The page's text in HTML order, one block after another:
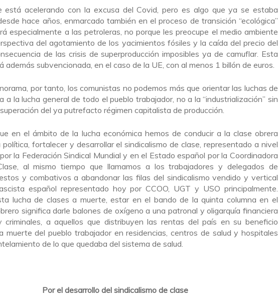
está acelerando con la excusa del Covid, pero es algo que ya se estaba
hace años, enmarcado también en el proceso de transición “ecológica”
especialmente a las petroleras, no porque les preocupe el medio ambiente
del agotamiento de los yacimientos fósiles y la caída del precio del
de las crisis de superproducción imposibles ya de camuflar. Esta
además subvencionada, en el caso de la UE, con al menos 1 billón de euros.
por tanto, los comunistas no podemos más que orientar las luchas de
a la lucha general de todo el pueblo trabajador, no a la “industrialización” sin
del ya putrefacto régimen capitalista de producción.
en el ámbito de la lucha económica hemos de conducir a la clase obrera
política, fortalecer y desarrollar el sindicalismo de clase, representado a nivel
la Federación Sindical Mundial y en el Estado español por la Coordinadora
al mismo tiempo que llamamos a los trabajadores y delegados de
y combativos a abandonar las filas del sindicalismo vendido y vertical
español representado hoy por CCOO, UGT y USO principalmente.
lucha de clases a muerte, estar en el bando de la quinta columna en el
significa darle balones de oxígeno a una patronal y oligarquía financiera
criminales, a aquellos que distribuyen las rentas del país en su beneficio
muerte del pueblo trabajador en residencias, centros de salud y hospitales
de lo que quedaba del sistema de salud.
Por el desarrollo del sindicalismo de clase